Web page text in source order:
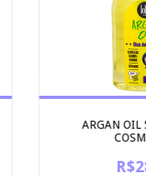
ARGAN OIL